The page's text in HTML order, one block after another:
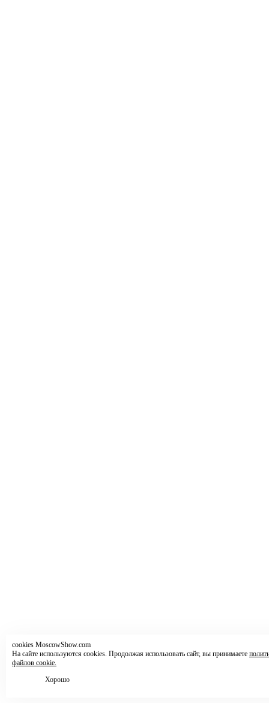
cookies MoscowShow.com
На сайте используются cookies. Продолжая использовать сайт, вы принимаете
файлов cookie.
Хорошо